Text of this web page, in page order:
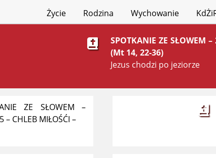
Życie Rodzina Wychowanie
SPOTKANIE ZE SŁOWEM
(Mt 14, 22-36)
Jezus chodzi po jeziorze
ZE SŁOWEM –
– CHLEB MIŁOŚĆI –